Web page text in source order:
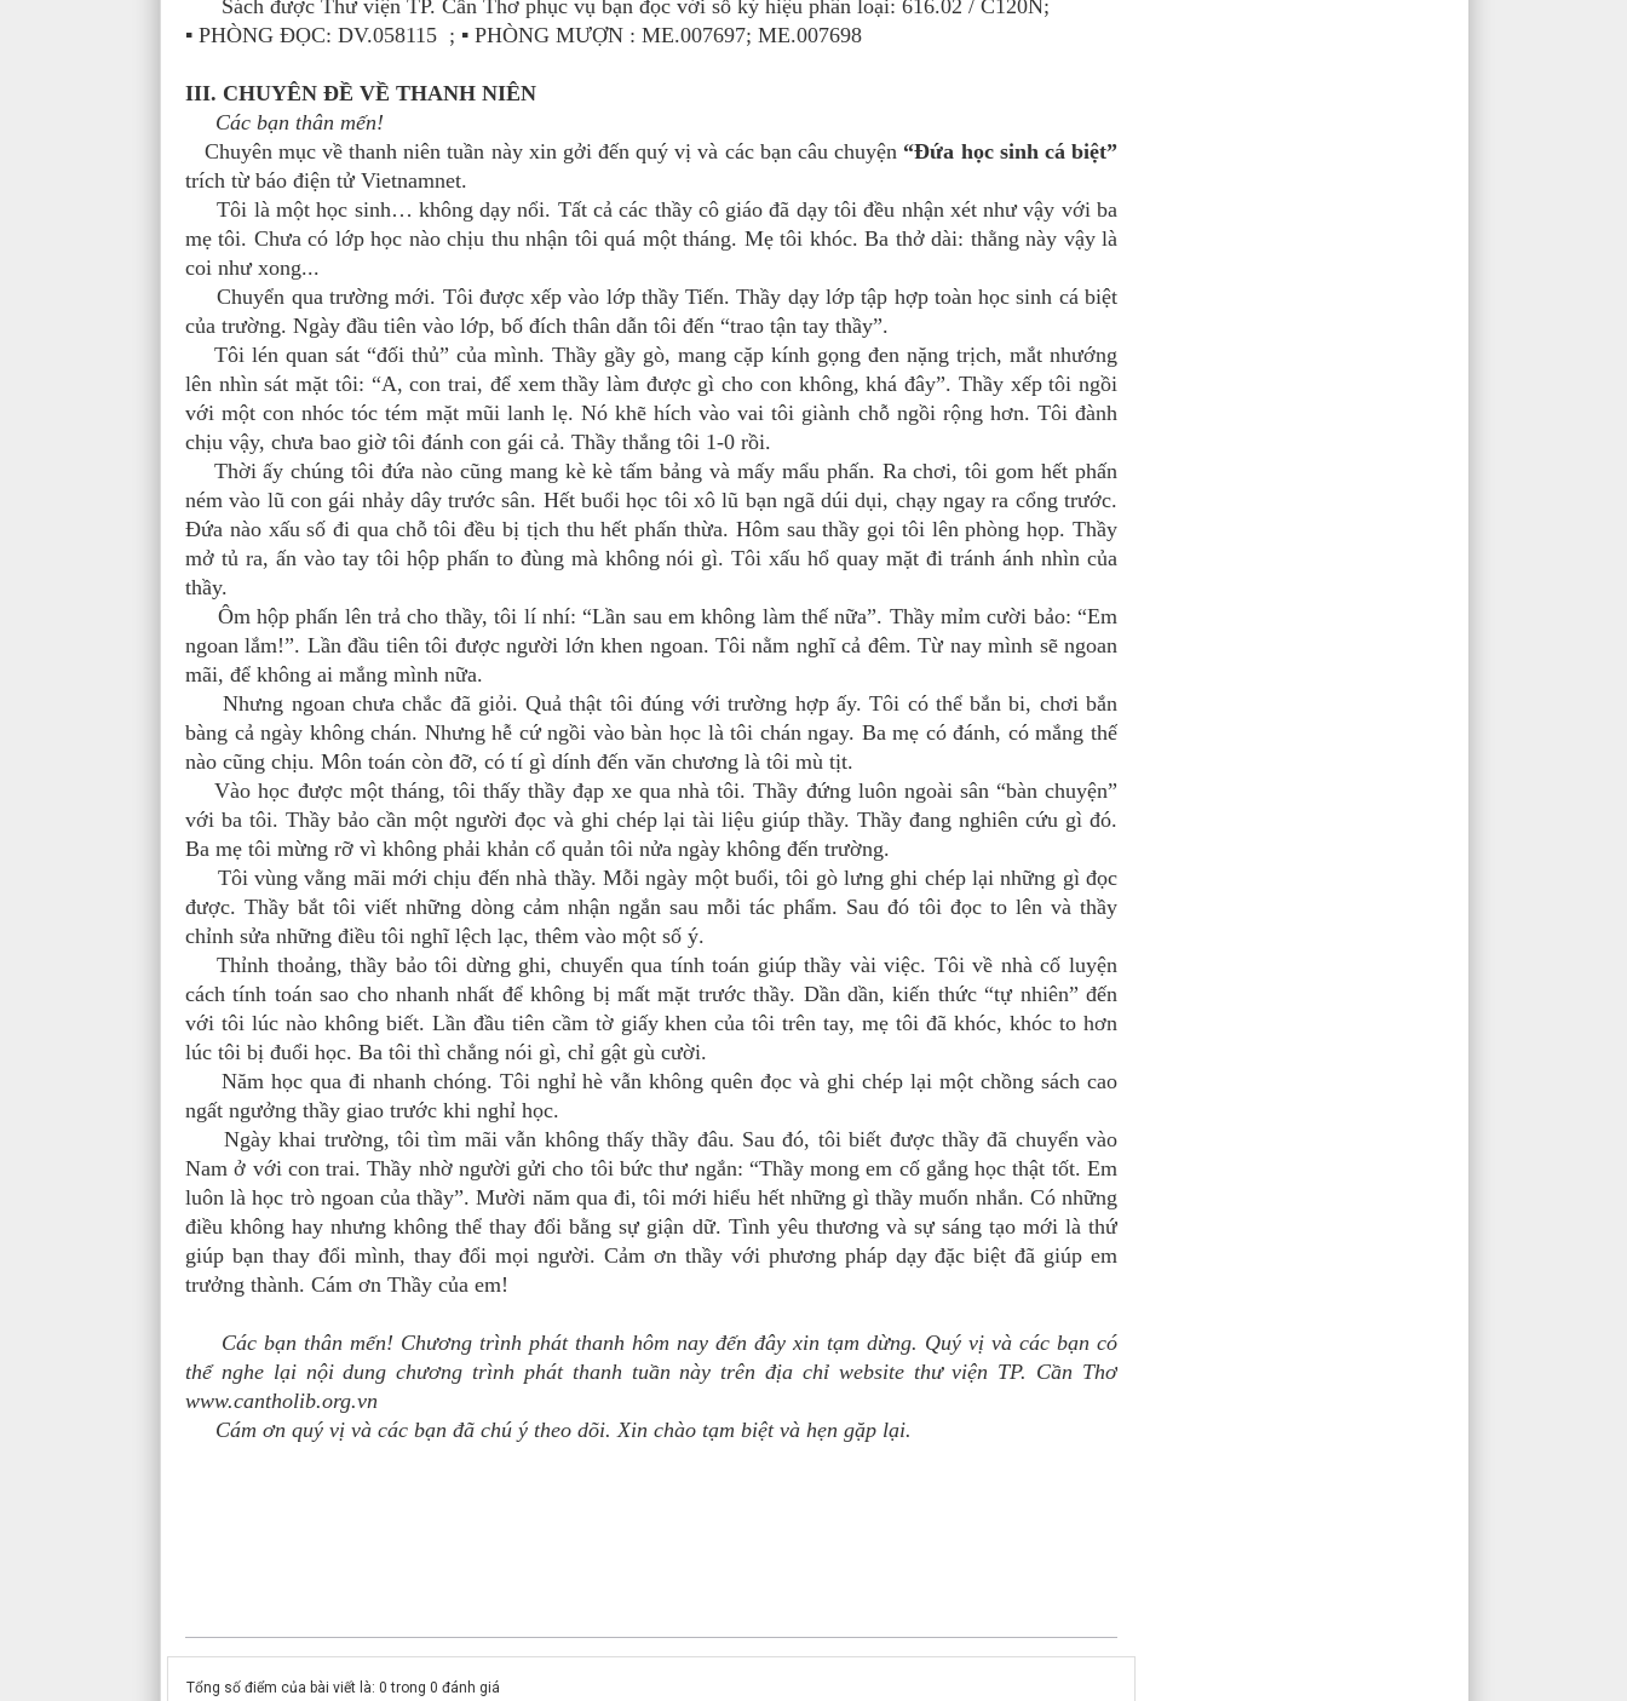
Sách được Thư viện TP. Cần Thơ phục vụ bạn đọc với số ký hiệu phân loại: 616.02 / C120N;
▪ PHÒNG ĐỌC: DV.058115 ; ▪ PHÒNG MƯỢN : ME.007697; ME.007698
III. CHUYÊN ĐỀ VỀ THANH NIÊN
Các bạn thân mến!
Chuyên mục về thanh niên tuần này xin gởi đến quý vị và các bạn câu chuyện “Đứa học sinh cá biệt”
trích từ báo điện tử Vietnamnet.
Tôi là một học sinh… không dạy nổi. Tất cả các thầy cô giáo đã dạy tôi đều nhận xét như vậy với ba
mẹ tôi. Chưa có lớp học nào chịu thu nhận tôi quá một tháng. Mẹ tôi khóc. Ba thở dài: thằng này vậy là
coi như xong...
Chuyển qua trường mới. Tôi được xếp vào lớp thầy Tiến. Thầy dạy lớp tập hợp toàn học sinh cá biệt
của trường. Ngày đầu tiên vào lớp, bố đích thân dẫn tôi đến “trao tận tay thầy”.
Tôi lén quan sát “đối thủ” của mình. Thầy gầy gò, mang cặp kính gọng đen nặng trịch, mắt nhướng
lên nhìn sát mặt tôi: “A, con trai, để xem thầy làm được gì cho con không, khá đây”. Thầy xếp tôi ngồi
với một con nhóc tóc tém mặt mũi lanh lẹ. Nó khẽ hích vào vai tôi giành chỗ ngồi rộng hơn. Tôi đành
chịu vậy, chưa bao giờ tôi đánh con gái cả. Thầy thắng tôi 1-0 rồi.
Thời ấy chúng tôi đứa nào cũng mang kè kè tấm bảng và mấy mẩu phấn. Ra chơi, tôi gom hết phấn
ném vào lũ con gái nhảy dây trước sân. Hết buổi học tôi xô lũ bạn ngã dúi dụi, chạy ngay ra cổng trước.
Đứa nào xấu số đi qua chỗ tôi đều bị tịch thu hết phấn thừa. Hôm sau thầy gọi tôi lên phòng họp. Thầy
mở tủ ra, ấn vào tay tôi hộp phấn to đùng mà không nói gì. Tôi xấu hổ quay mặt đi tránh ánh nhìn của
thầy.
Ôm hộp phấn lên trả cho thầy, tôi lí nhí: “Lần sau em không làm thế nữa”. Thầy mỉm cười bảo: “Em
ngoan lắm!”. Lần đầu tiên tôi được người lớn khen ngoan. Tôi nằm nghĩ cả đêm. Từ nay mình sẽ ngoan
mãi, để không ai mắng mình nữa.
Nhưng ngoan chưa chắc đã giỏi. Quả thật tôi đúng với trường hợp ấy. Tôi có thể bắn bi, chơi bắn
bàng cả ngày không chán. Nhưng hễ cứ ngồi vào bàn học là tôi chán ngay. Ba mẹ có đánh, có mắng thế
nào cũng chịu. Môn toán còn đỡ, có tí gì dính đến văn chương là tôi mù tịt.
Vào học được một tháng, tôi thấy thầy đạp xe qua nhà tôi. Thầy đứng luôn ngoài sân “bàn chuyện”
với ba tôi. Thầy bảo cần một người đọc và ghi chép lại tài liệu giúp thầy. Thầy đang nghiên cứu gì đó.
Ba mẹ tôi mừng rỡ vì không phải khản cổ quản tôi nửa ngày không đến trường.
Tôi vùng vằng mãi mới chịu đến nhà thầy. Mỗi ngày một buổi, tôi gò lưng ghi chép lại những gì đọc
được. Thầy bắt tôi viết những dòng cảm nhận ngắn sau mỗi tác phẩm. Sau đó tôi đọc to lên và thầy
chỉnh sửa những điều tôi nghĩ lệch lạc, thêm vào một số ý.
Thỉnh thoảng, thầy bảo tôi dừng ghi, chuyển qua tính toán giúp thầy vài việc. Tôi về nhà cố luyện
cách tính toán sao cho nhanh nhất để không bị mất mặt trước thầy. Dần dần, kiến thức “tự nhiên” đến
với tôi lúc nào không biết. Lần đầu tiên cầm tờ giấy khen của tôi trên tay, mẹ tôi đã khóc, khóc to hơn
lúc tôi bị đuổi học. Ba tôi thì chẳng nói gì, chỉ gật gù cười.
Năm học qua đi nhanh chóng. Tôi nghỉ hè vẫn không quên đọc và ghi chép lại một chồng sách cao
ngất ngưởng thầy giao trước khi nghỉ học.
Ngày khai trường, tôi tìm mãi vẫn không thấy thầy đâu. Sau đó, tôi biết được thầy đã chuyển vào
Nam ở với con trai. Thầy nhờ người gửi cho tôi bức thư ngắn: “Thầy mong em cố gắng học thật tốt. Em
luôn là học trò ngoan của thầy”. Mười năm qua đi, tôi mới hiểu hết những gì thầy muốn nhắn. Có những
điều không hay nhưng không thể thay đổi bằng sự giận dữ. Tình yêu thương và sự sáng tạo mới là thứ
giúp bạn thay đổi mình, thay đổi mọi người. Cảm ơn thầy với phương pháp dạy đặc biệt đã giúp em
trưởng thành. Cám ơn Thầy của em!
Các bạn thân mến! Chương trình phát thanh hôm nay đến đây xin tạm dừng. Quý vị và các bạn có
thể nghe lại nội dung chương trình phát thanh tuần này trên địa chỉ website thư viện TP. Cần Thơ
www.cantholib.org.vn
Cám ơn quý vị và các bạn đã chú ý theo dõi. Xin chào tạm biệt và hẹn gặp lại.
Tổng số điểm của bài viết là: 0 trong 0 đánh giá